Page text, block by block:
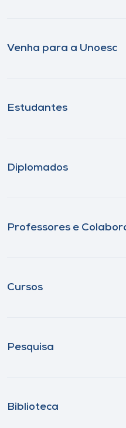
Venha para a Unoesc
Estudantes
Diplomados
Professores e
Cursos
Pesquisa
Biblioteca